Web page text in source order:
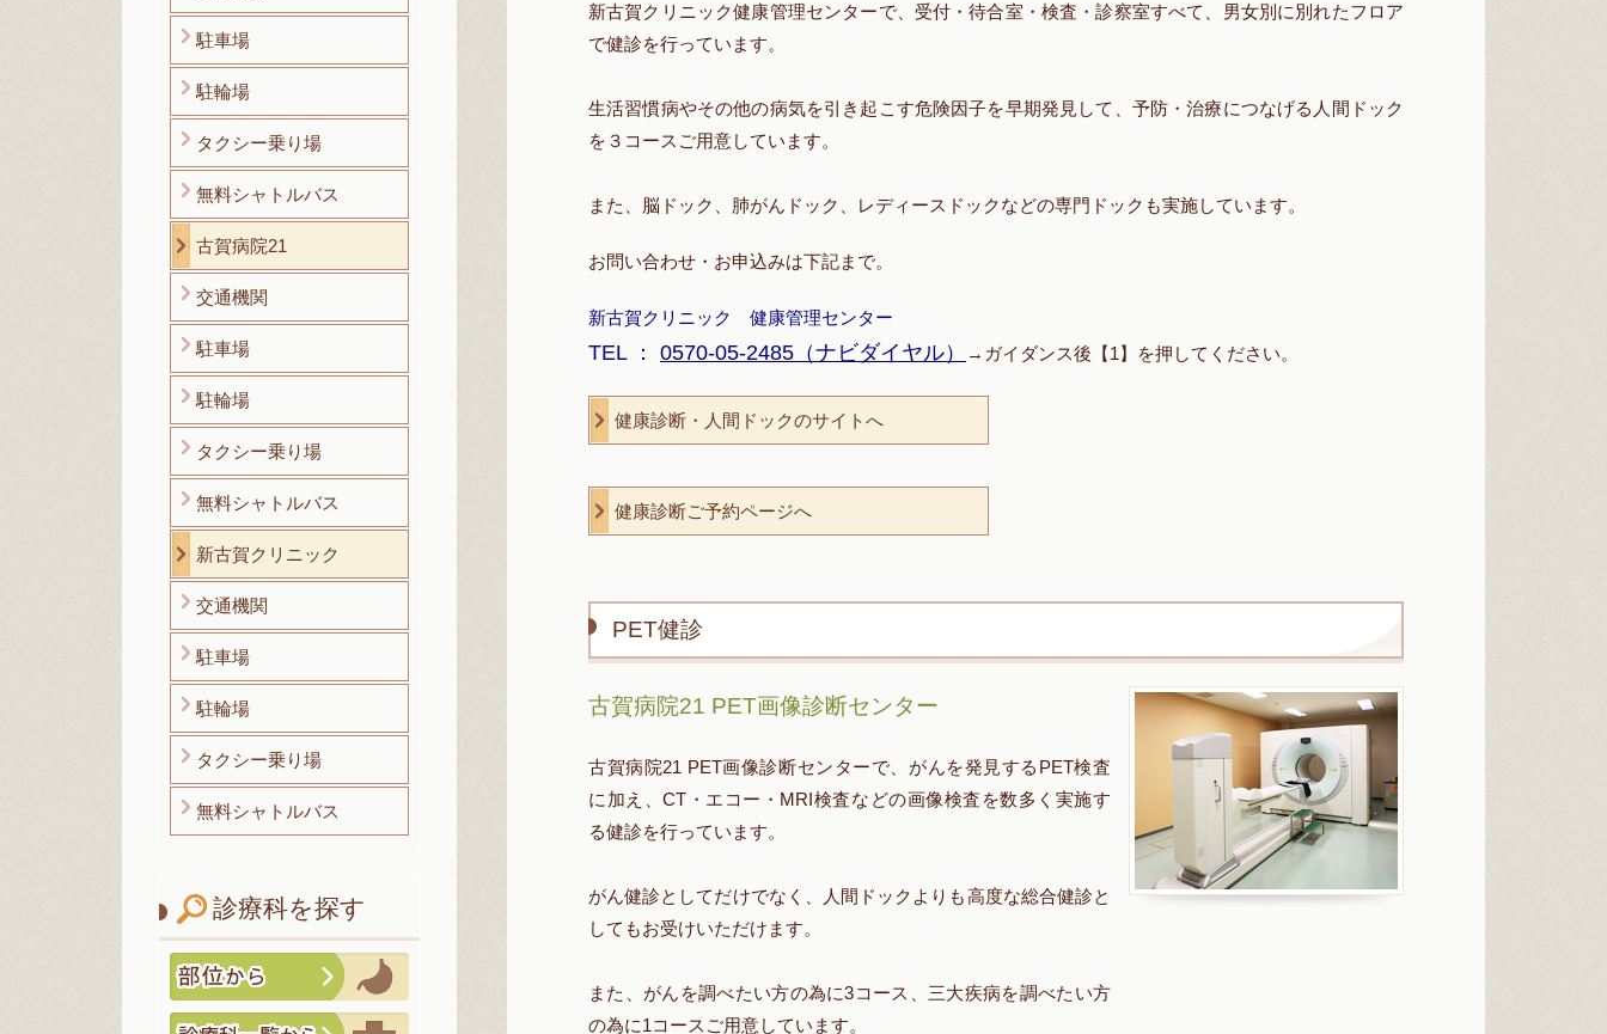
駐車場
駐輪場
タクシー乗り場
無料シャトルバス
古賀病院21
交通機関
駐車場
駐輪場
タクシー乗り場
無料シャトルバス
新古賀クリニック
交通機関
駐車場
駐輪場
タクシー乗り場
無料シャトルバス
診療科を探す
新古賀クリニック健康管理センターで、受付・待合室・検査・診察室すべて、男女別に別れたフロア
で健診を行っています。
生活習慣病やその他の病気を引き起こす危険因子を早期発見して、予防・治療につなげる人間ドック
を３コースご用意しています。
また、脳ドック、肺がんドック、レディースドックなどの専門ドックも実施しています。
お問い合わせ・お申込みは下記まで。
新古賀クリニック 健康管理センター
TEL ： 0570-05-2485（ナビダイヤル） →ガイダンス後【1】を押してください。
健康診断・人間ドックのサイトへ
健康診断ご予約ページへ
PET健診
古賀病院21 PET画像診断センター
古賀病院21 PET画像診断センターで、がんを発見するPET検査
に加え、CT・エコー・MRI検査などの画像検査を数多く実施す
る健診を行っています。
がん健診としてだけでなく、人間ドックよりも高度な総合健診と
してもお受けいただけます。
また、がんを調べたい方の為に3コース、三大疾病を調べたい方
の為に1コースご用意しています。